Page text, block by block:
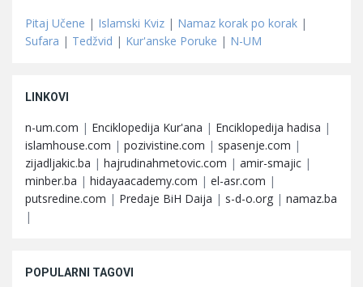
Pitaj Učene | Islamski Kviz | Namaz korak po korak |
Sufara | Tedžvid | Kur'anske Poruke | N-UM
LINKOVI
n-um.com | Enciklopedija Kur'ana | Enciklopedija hadisa |
islamhouse.com | pozivistine.com | spasenje.com |
zijadljakic.ba | hajrudinahmetovic.com | amir-smajic |
minber.ba | hidayaacademy.com | el-asr.com |
putsredine.com | Predaje BiH Daija | s-d-o.org | namaz.ba
|
POPULARNI TAGOVI